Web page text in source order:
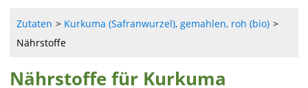
Zutaten
Kurkuma (Safranwurzel), gemahlen, roh (bio)
Nährstoffe
Nährstoffe für Kurkuma